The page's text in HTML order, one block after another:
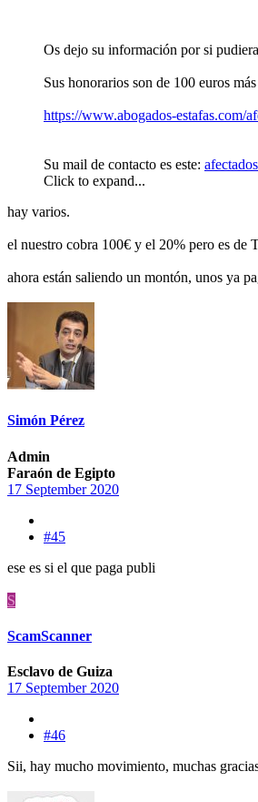
Os dejo su información por si
Sus honorarios son de 100 euros
https://www.abogados-estafas.com/
Su mail de contacto es este:
Click to expand...
hay varios.
el nuestro cobra 100€ y el 20% pero es de
ahora están saliendo un montón, unos ya
Simón Pérez
Admin
Faraón de Egipto
17 September 2020
#45
ese es si el que paga publi
S
ScamScanner
Esclavo de Guiza
17 September 2020
#46
Sii, hay mucho movimiento, muchas